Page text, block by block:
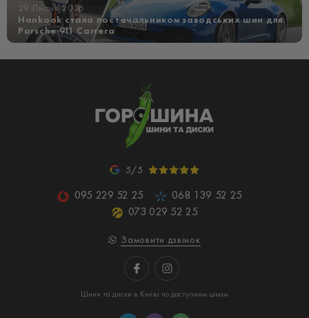
29 Липня 2026
Hankook стала постачальником заводських шин для
Porsche 911 Carrera
5/5
095 229 52 25
068 139 52 25
073 029 52 25
Замовити дзвінок
Шини та диски в Києві по доступним цінам